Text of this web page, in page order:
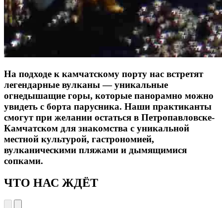
На подходе к камчатскому порту нас встретят
легендарные вулканы — уникальные
огнедышащие горы, которые панорамно можно
увидеть с борта парусника. Наши практиканты
смогут при желании остаться в Петропавловске-
Камчатском для знакомства с уникальной
местной культурой, гастрономией,
вулканическими пляжами и дымящимися
сопками.
ЧТО НАС ЖДЁТ